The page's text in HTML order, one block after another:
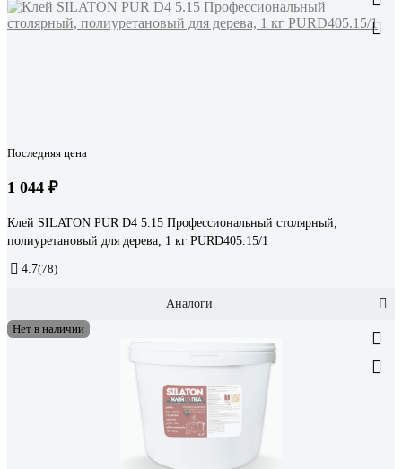
Последняя цена
1 044 ₽
Клей SILATON PUR D4 5.15 Профессиональный столярный,
полиуретановый для дерева, 1 кг PURD405.15/1
4.7(78)
Аналоги
Нет в наличии